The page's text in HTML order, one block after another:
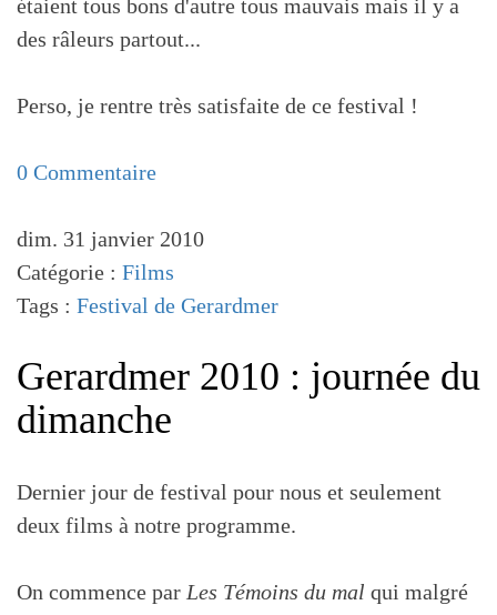
étaient tous bons d'autre tous mauvais mais il y a
des râleurs partout...
Perso, je rentre très satisfaite de ce festival !
0 Commentaire
dim. 31 janvier 2010
Catégorie : Films
Tags : Festival de Gerardmer
Gerardmer 2010 : journée du
dimanche
Dernier jour de festival pour nous et seulement
deux films à notre programme.
On commence par Les Témoins du mal qui malgré